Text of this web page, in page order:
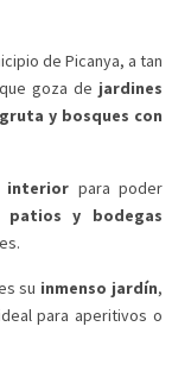
de Picanya, a tan
goza de jardines
y bosques con
interior para poder
patios y bodegas
su inmenso jardín,
para aperitivos o